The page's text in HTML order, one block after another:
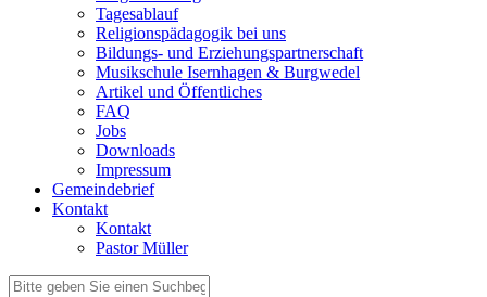
Tagesablauf
Religionspädagogik bei uns
Bildungs- und Erziehungspartnerschaft
Musikschule Isernhagen & Burgwedel
Artikel und Öffentliches
FAQ
Jobs
Downloads
Impressum
Gemeindebrief
Kontakt
Kontakt
Pastor Müller